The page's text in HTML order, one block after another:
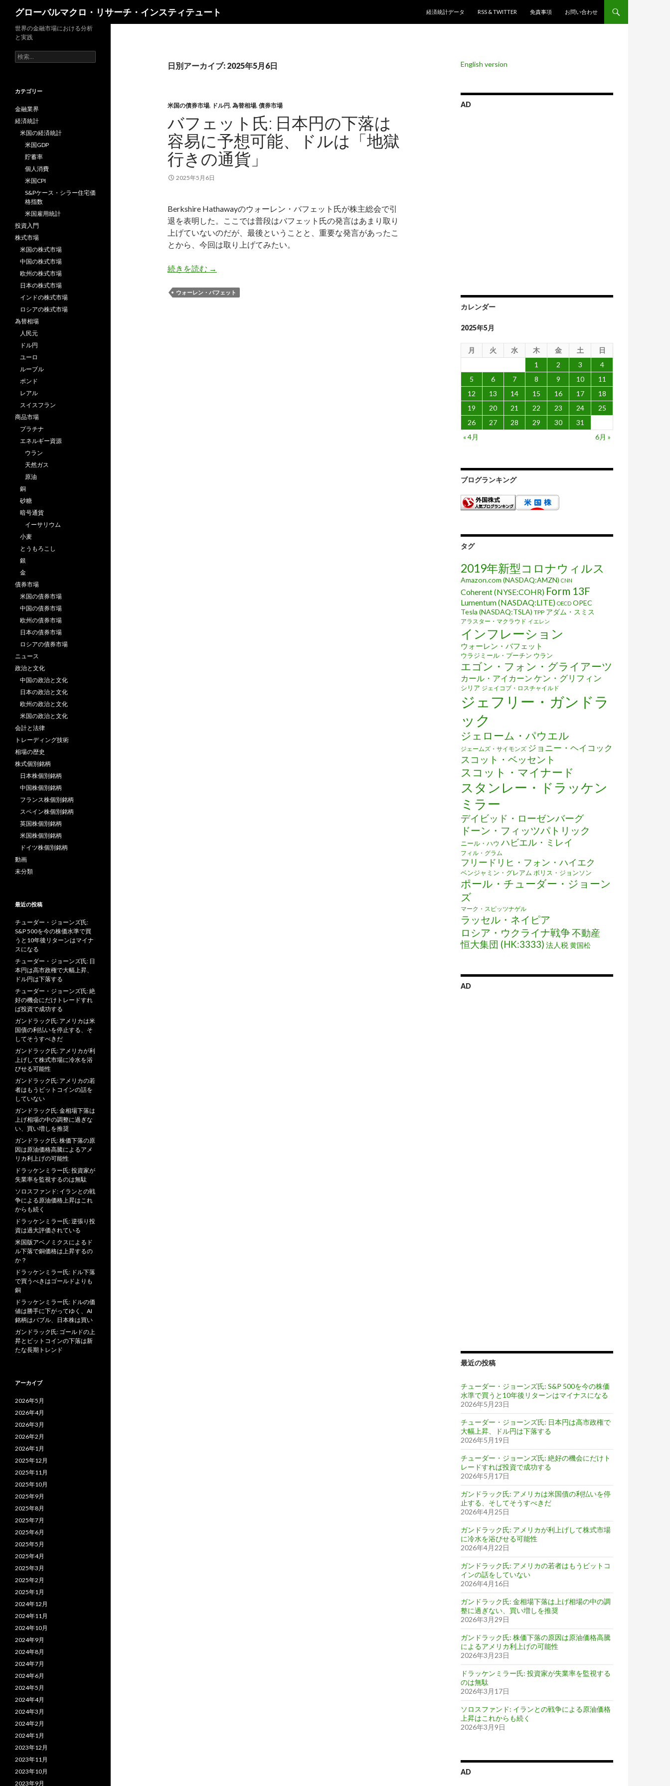
グローバルマクロ・リサーチ・インスティテュート
経済統計データ
RSS & TWITTER 免責事項 お問い合わせ
日別アーカイブ: 2025年5月6日
米国の債券市場, ドル円, 為替相場, 債券市場
バフェット氏: 日本円の下落は
容易に予想可能、ドルは「地獄
行きの通貨」
2025年5月6日
Berkshire Hathawayのウォーレン・バフェット氏が株主総会で引
退を表明した。ここでは普段はバフェット氏の発言はあまり取り
上げていないのだが、最後ということと、重要な発言があったこ
とから、今回は取り上げてみたい。
続きを読む バフェット氏: 日本円の下落は容易に予想可能、ドルは「地獄行きの通貨」
→
ウォーレン・バフェット
English version
AD
カレンダー
2025年5月
月 火 水 木 金 土
日
1
2 3
4
5
6 7 8 9 10
11
12
13 14 15 16 17
18
19
20 21 22 23 24
25
26
27 28 29 30
31
« 4月
6月 »
ブログランキング
タグ
2019年新型コロナウィルス
Amazon.com (NASDAQ:AMZN) CNN
Coherent (NYSE:COHR) Form 13F
Lumentum (NASDAQ:LITE) OECD OPEC
Tesla (NASDAQ:TSLA) TPP アダム・スミス
アラスター・マクラウド イエレン
インフレーション
ウォーレン・バフェット
ウラジミール・プーチン ウラン
エゴン・フォン・グライアーツ
カール・アイカーン ケン・グリフィン
シリア ジェイコブ・ロスチャイルド
ジェフリー・ガンドラ
ック
ジェローム・パウエル
ジェームズ・サイモンズ ジョニー・ヘイコック
スコット・ベッセント
スコット・マイナード
スタンレー・ドラッケン
ミラー
デイビッド・ローゼンバーグ
ドーン・フィッツパトリック
ニール・ハウ ハビエル・ミレイ
フィル・グラム
フリードリヒ・フォン・ハイエク
ベンジャミン・グレアム ボリス・ジョンソン
ポール・チューダー・ジョーン
ズ
マーク・スピッツナゲル
ラッセル・ネイピア
ロシア・ウクライナ戦争不動産
恒大集団 (HK:3333) 法人税黄国松
AD
最近の投稿
チューダー・ジョーンズ氏: S&P 500を今の株価
水準で買うと10年後リターンはマイナスになる
2026年5月23日
チューダー・ジョーンズ氏: 日本円は高市政権で
大幅上昇、ドル円は下落する
2026年5月19日
チューダー・ジョーンズ氏: 絶好の機会にだけト
レードすれば投資で成功する
2026年5月17日
ガンドラック氏: アメリカは米国債の利払いを停
止する、そしてそうすべきだ
2026年4月25日
ガンドラック氏: アメリカが利上げして株式市場
に冷水を浴びせる可能性
2026年4月22日
ガンドラック氏: アメリカの若者はもうビットコ
インの話をしていない
2026年4月16日
ガンドラック氏: 金相場下落は上げ相場の中の調
整に過ぎない、買い増しを推奨
2026年3月29日
ガンドラック氏: 株価下落の原因は原油価格高騰
によるアメリカ利上げの可能性
2026年3月23日
ドラッケンミラー氏: 投資家が失業率を監視する
のは無駄
2026年3月17日
ソロスファンド: イランとの戦争による原油価格
上昇はこれからも続く
2026年3月9日
AD
世界の金融市場における分析
と実践
検
索:
カテゴリー
金融業界
経済統計
米国の経済統計
米国GDP
貯蓄率
個人消費
米国CPI
S&Pケース・シラー住宅価
格指数
米国雇用統計
投資入門
株式市場
米国の株式市場
中国の株式市場
欧州の株式市場
日本の株式市場
インドの株式市場
ロシアの株式市場
為替相場
人民元
ドル円
ユーロ
ルーブル
ポンド
レアル
スイスフラン
商品市場
プラチナ
エネルギー資源
ウラン
天然ガス
原油
銅
砂糖
暗号通貨
イーサリウム
小麦
とうもろこし
銀
金
債券市場
米国の債券市場
中国の債券市場
欧州の債券市場
日本の債券市場
ロシアの債券市場
ニュース
政治と文化
中国の政治と文化
日本の政治と文化
欧州の政治と文化
米国の政治と文化
会計と法律
トレーディング技術
相場の歴史
株式個別銘柄
日本株個別銘柄
中国株個別銘柄
フランス株個別銘柄
スペイン株個別銘柄
英国株個別銘柄
米国株個別銘柄
ドイツ株個別銘柄
動画
未分類
最近の投稿
チューダー・ジョーンズ氏:
S&P 500を今の株価水準で買
うと10年後リターンはマイナ
スになる
チューダー・ジョーンズ氏: 日
本円は高市政権で大幅上昇、
ドル円は下落する
チューダー・ジョーンズ氏: 絶
好の機会にだけトレードすれ
ば投資で成功する
ガンドラック氏: アメリカは米
国債の利払いを停止する、そ
してそうすべきだ
ガンドラック氏: アメリカが利
上げして株式市場に冷水を浴
びせる可能性
ガンドラック氏: アメリカの若
者はもうビットコインの話を
していない
ガンドラック氏: 金相場下落は
上げ相場の中の調整に過ぎな
い、買い増しを推奨
ガンドラック氏: 株価下落の原
因は原油価格高騰によるアメ
リカ利上げの可能性
ドラッケンミラー氏: 投資家が
失業率を監視するのは無駄
ソロスファンド: イランとの戦
争による原油価格上昇はこれ
からも続く
ドラッケンミラー氏: 逆張り投
資は過大評価されている
米国版アベノミクスによるド
ル下落で銅価格は上昇するの
か？
ドラッケンミラー氏: ドル下落
で買うべきはゴールドよりも
銅
ドラッケンミラー氏: ドルの価
値は勝手に下がってゆく、AI
銘柄はバブル、日本株は買い
ガンドラック氏: ゴールドの上
昇とビットコインの下落は新
たな長期トレンド
アーカイブ
2026年5月
2026年4月
2026年3月
2026年2月
2026年1月
2025年12月
2025年11月
2025年10月
2025年9月
2025年8月
2025年7月
2025年6月
2025年5月
2025年4月
2025年3月
2025年2月
2025年1月
2024年12月
2024年11月
2024年10月
2024年9月
2024年8月
2024年7月
2024年6月
2024年5月
2024年4月
2024年3月
2024年2月
2024年1月
2023年12月
2023年11月
2023年10月
2023年9月